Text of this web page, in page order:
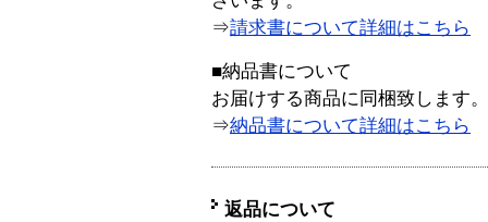
⇒請求書について詳細はこちら
■納品書について
お届けする商品に同梱致します。
⇒納品書について詳細はこちら
返品について